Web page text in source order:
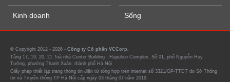
Kinh doanh Sống
© Copyright 2012 - 2026 - Công ty Cổ phần VCCorp.
Tầng 17, 19, 20, 21 Toà nhà Center Building - Hapulico Complex, Số 01, phố Nguyễn Huy
Tưởng, phường Thanh Xuân, thành phố Hà Nội
Giấy phép thiết lập trang thông tin điện tử tổng hợp trên internet số 3321/GP-TTĐT do Sở Thông
tin và Truyền thông TP Hà Nội cấp ngày 03 tháng 07 năm 2019.